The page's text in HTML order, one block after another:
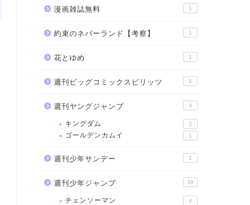
漫画雑誌無料 1
約束のネバーランド【考察】 1
花とゆめ 1
週刊ビッグコミックスピリッツ 5
週刊ヤングジャンプ 4
キングダム 2
ゴールデンカムイ 1
週刊少年サンデー 1
週刊少年ジャンプ 19
チェンソーマン 4